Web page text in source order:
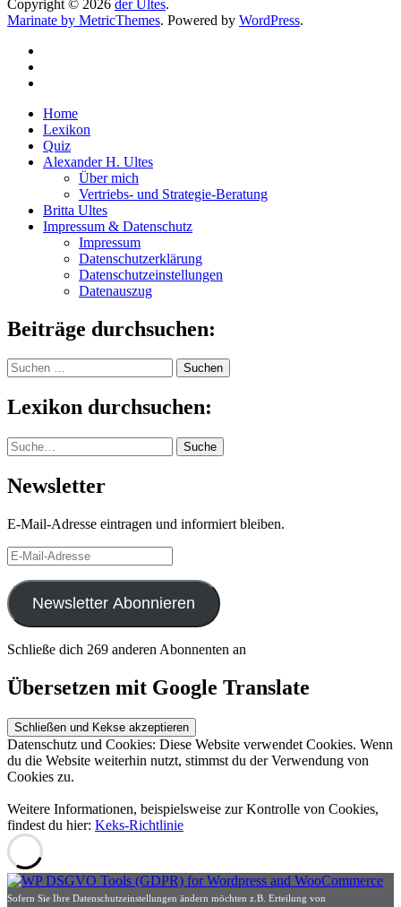
Copyright © 2026 der Ultes.
Marinate by MetricThemes. Powered by WordPress.
Home
Lexikon
Quiz
Alexander H. Ultes
Über mich
Vertriebs- und Strategie-Beratung
Britta Ultes
Impressum & Datenschutz
Impressum
Datenschutzerklärung
Datenschutzeinstellungen
Datenauszug
Beiträge durchsuchen:
Suchen
nach:
Lexikon durchsuchen:
Suche Suche
Newsletter
E-Mail-Adresse eintragen und informiert bleiben.
E-
Mail-
Adresse
Newsletter Abonnieren
Schließe dich 269 anderen Abonnenten an
Übersetzen mit Google Translate
Datenschutz und Cookies: Diese Website verwendet Cookies. Wenn
du die Website weiterhin nutzt, stimmst du der Verwendung von
Cookies zu.
Weitere Informationen, beispielsweise zur Kontrolle von Cookies,
findest du hier: Keks-Richtlinie
Sofern Sie Ihre Datenschutzeinstellungen ändern möchten z.B. Erteilung von